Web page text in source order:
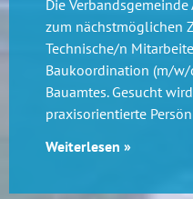
Die
zum nächstmöglichen
Technische/n
Baukoordination (m/w/
Bauamtes. Gesucht
praxisorientierte
Weiterlesen »